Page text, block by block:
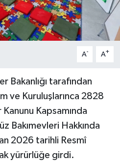
A- A+
Bakanlığı tarafından
ve Kuruluşlarınca 2828
Kapsamında
Bakımevleri Hakkında
2026 tarihli Resmî
yürürlüğe girdi.